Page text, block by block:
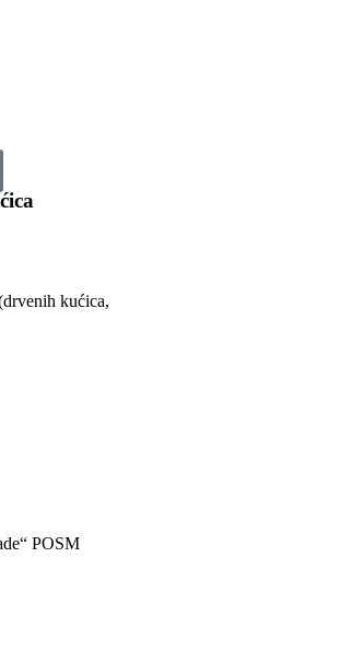
kućica,
POSM